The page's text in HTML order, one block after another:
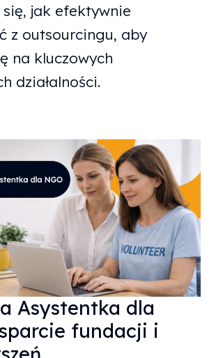
się, jak efektywnie
z outsourcingu, aby
na kluczowych
działalności.
Asystentka dla
fundacji i